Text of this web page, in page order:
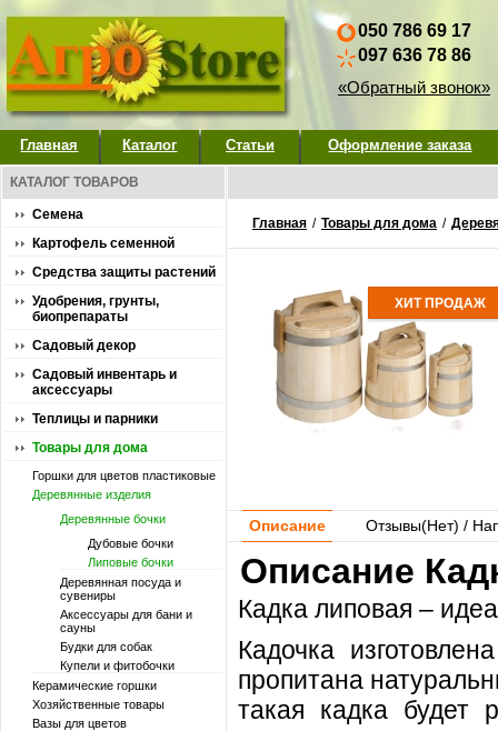
050 786 69 17
097 636 78 86
«Обратный звонок»
Главная Каталог Статьи Оформление заказа
КАТАЛОГ ТОВАРОВ
Семена
Картофель семенной
Средства защиты растений
Удобрения, грунты,
биопрепараты
Садовый декор
Садовый инвентарь и
аксессуары
Теплицы и парники
Товары для дома
Горшки для цветов пластиковые
Деревянные изделия
Деревянные бочки
Дубовые бочки
Липовые бочки
Деревянная посуда и
сувениры
Аксессуары для бани и
сауны
Будки для собак
Купели и фитобочки
Керамические горшки
Хозяйственные товары
Вазы для цветов
Главная / Товары для дома /
ХИТ ПРОДАЖ
Описание Отзывы(Нет) /
Описание
Кадка липовая –
Кадочка
пропитана
такая кадка будет